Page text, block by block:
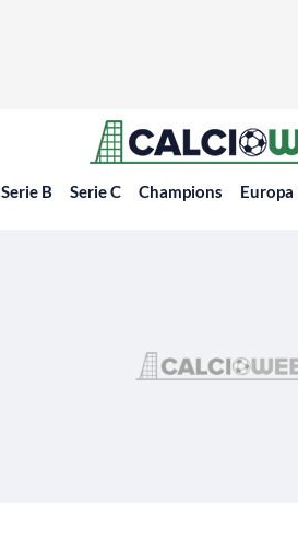
Serie B Serie C Champions Europa